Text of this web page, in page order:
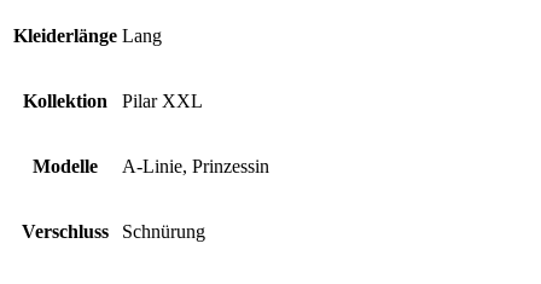
Kleiderlänge Lang
Kollektion Pilar XXL
Modelle A-Linie, Prinzessin
Verschluss Schnürung